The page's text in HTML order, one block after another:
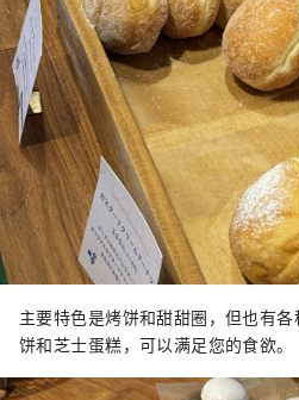
主要特色是烤饼和甜甜圈，但也有
饼和芝士蛋糕，可以满足您的食欲。